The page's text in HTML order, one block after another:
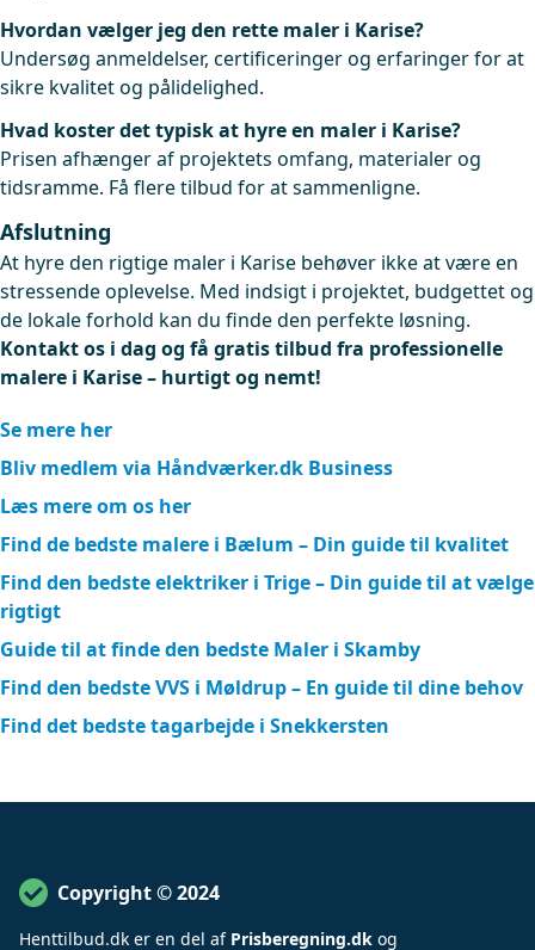
Hvordan vælger jeg den rette maler i Karise?
Undersøg anmeldelser, certificeringer og erfaringer for at
sikre kvalitet og pålidelighed.
Hvad koster det typisk at hyre en maler i Karise?
Prisen afhænger af projektets omfang, materialer og
tidsramme. Få flere tilbud for at sammenligne.
Afslutning
At hyre den rigtige maler i Karise behøver ikke at være en
stressende oplevelse. Med indsigt i projektet, budgettet og
de lokale forhold kan du finde den perfekte løsning.
Kontakt os i dag og få gratis tilbud fra professionelle
malere i Karise – hurtigt og nemt!
Se mere her
Bliv medlem via Håndværker.dk Business
Læs mere om os her
Find de bedste malere i Bælum – Din guide til kvalitet
Find den bedste elektriker i Trige – Din guide til at vælge
rigtigt
Guide til at finde den bedste Maler i Skamby
Find den bedste VVS i Møldrup – En guide til dine behov
Find det bedste tagarbejde i Snekkersten
Copyright © 2024
Henttilbud.dk er en del af Prisberegning.dk og